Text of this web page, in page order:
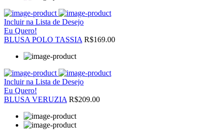
Incluir na Lista de Desejo
Eu Quero!
BLUSA POLO TASSIA R$169.00
Incluir na Lista de Desejo
Eu Quero!
BLUSA VERUZIA R$209.00